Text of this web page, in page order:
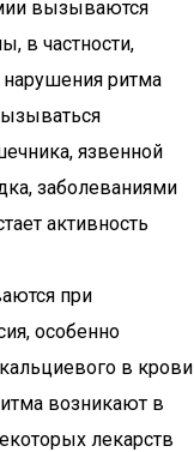
вызываются
в частности,
ритма
язвенной
заболеваниями
активность
при
особенно
в крови
возникают в
лекарств